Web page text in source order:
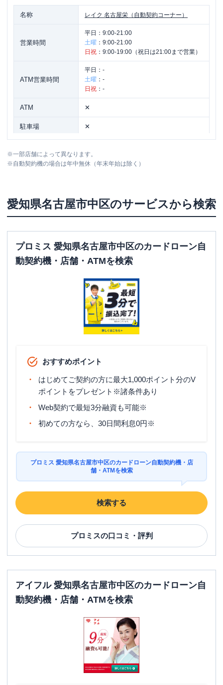
名称 レイク 名古屋栄（自動契約コーナー）
営業時間
平日： 9:00-21:00
土曜 ： 9:00-21:00
日祝 ： 9:00-19:00（祝日は21:00まで営業）
ATM営業時間
平日： -
土曜 ： -
日祝 ： -
ATM ✕
駐車場 ✕
住所
星ビル3階
平日：9:00-21:00
ATM営業時間
平日：-
土曜：-
日祝：-
✕
✕
愛知県名古屋市中区金山4丁目6番22号
金山コスモビル3階
※一部店舗によって異なります。
※自動契約機の場合は年中無休（年末年始は除く）
愛知県名古屋市中区のサービスから検索
プロミス 愛知県名古屋市中区のカードローン自
動契約機・店舗・ATMを検索
おすすめポイント
はじめてご契約の方に最大1,000ポイント分のV
ポイントをプレゼント※諸条件あり
Web契約で最短3分融資も可能※
初めての方なら、30日間利息0円※
プロミス 愛知県名古屋市中区のカードローン自動契約機・店
舗・ATMを検索
検索する
プロミスの口コミ・評判
アイフル 愛知県名古屋市中区のカードローン自
動契約機・店舗・ATMを検索